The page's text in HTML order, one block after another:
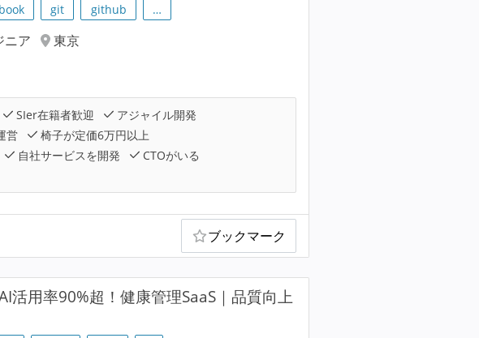
git github …
ニア
東京
SIer在籍者歓迎
アジャイル開発
営
椅子が定価6万円以上
自社サービスを開発
CTOがいる
ブックマーク
活用率90%超！健康管理SaaS｜品質向上